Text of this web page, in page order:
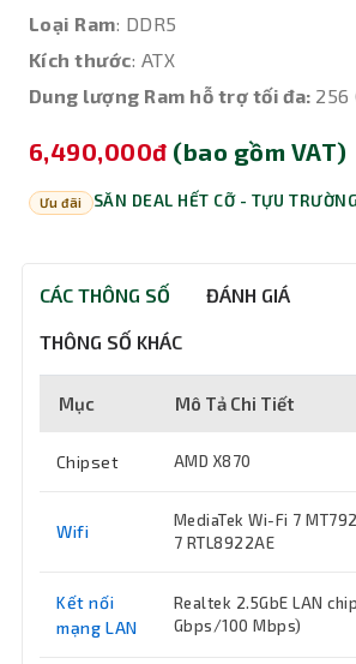
Loại Ram: DDR5
Kích thước: ATX
Dung lượng Ram hỗ trợ tối đa: 256
6,490,000đ (bao gồm VAT)
Ưu đãi SĂN DEAL HẾT CỠ - TỰU
CÁC THÔNG SỐ ĐÁNH GIÁ
THÔNG SỐ KHÁC
Mục Mô Tả Chi Tiết
Chipset AMD X870
Wifi
MediaTek Wi-Fi 7
7 RTL8922AE
Kết nối
mạng LAN
Realtek 2.5GbE LAN
Gbps/100 Mbps)